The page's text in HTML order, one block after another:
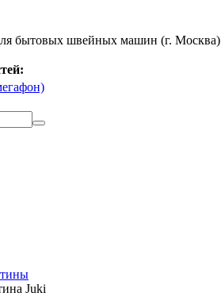
бытовых швейных машин (г. Москва)
Juki